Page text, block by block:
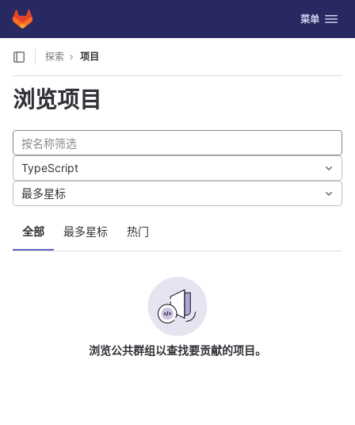
Skip to content
GitLab 切换导航
菜单
探索 项目
浏览项目
全部 最多星标 热门
TypeScript
最多星标
浏览公共群组以查找要贡献的项目。